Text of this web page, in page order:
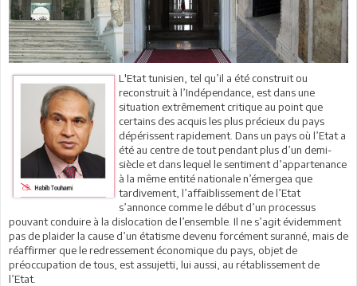
L'Etat tunisien, tel qu’il a été construit ou
reconstruit à l’Indépendance, est dans une
situation extrêmement critique au point que
certains des acquis les plus précieux du pays
dépérissent rapidement. Dans un pays où l’Etat a
été au centre de tout pendant plus d’un demi-
siècle et dans lequel le sentiment d’appartenance
à la même entité nationale n’émergea que
tardivement, l’affaiblissement de l’Etat
s’annonce comme le début d’un processus
pouvant conduire à la dislocation de l’ensemble. Il ne s’agit évidemment
pas de plaider la cause d’un étatisme devenu forcément suranné, mais de
réaffirmer que le redressement économique du pays, objet de
préoccupation de tous, est assujetti, lui aussi, au rétablissement de
l’Etat.